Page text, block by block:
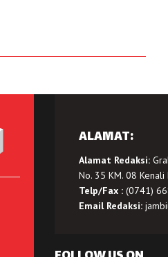
ALAMAT:
Alamat Redaksi:
No. 35 KM. 08 Kenali
Telp/Fax :(0741)
Email Redaksi: